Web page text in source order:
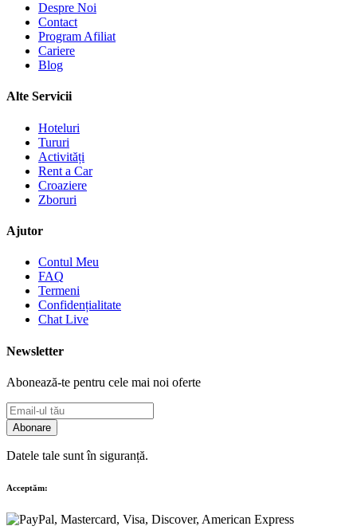
Despre Noi
Contact
Program Afiliat
Cariere
Blog
Alte Servicii
Hoteluri
Tururi
Activități
Rent a Car
Croaziere
Zboruri
Ajutor
Contul Meu
FAQ
Termeni
Confidențialitate
Chat Live
Newsletter
Abonează-te pentru cele mai noi oferte
Abonare
Datele tale sunt în siguranță.
Acceptăm: